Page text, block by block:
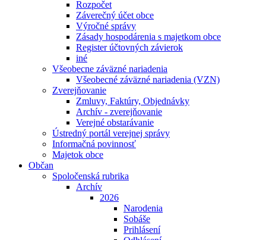
Rozpočet
Záverečný účet obce
Výročné správy
Zásady hospodárenia s majetkom obce
Register účtovných závierok
iné
Všeobecne záväzné nariadenia
Všeobecné záväzné nariadenia (VZN)
Zverejňovanie
Zmluvy, Faktúry, Objednávky
Archív - zverejňovanie
Verejné obstarávanie
Ústredný portál verejnej správy
Informačná povinnosť
Majetok obce
Občan
Spoločenská rubrika
Archív
2026
Narodenia
Sobáše
Prihlásení